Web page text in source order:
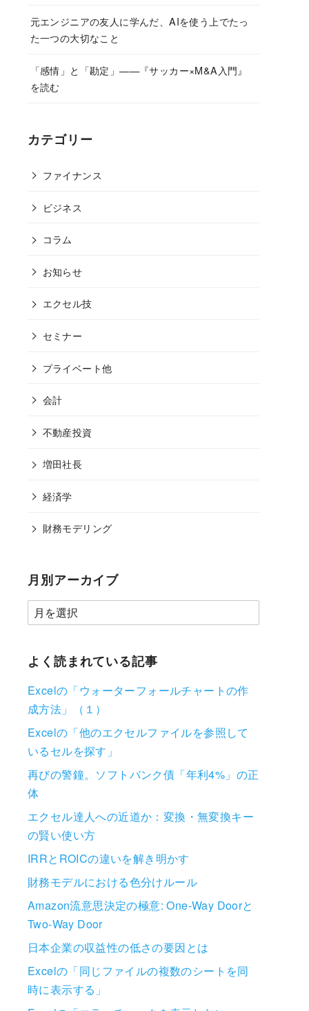
元エンジニアの友人に学んだ、AIを使う上でたっ
た一つの大切なこと
「感情」と「勘定」——『サッカー×M&A入門』
を読む
カテゴリー
ファイナンス
ビジネス
コラム
お知らせ
エクセル技
セミナー
プライベート他
会計
不動産投資
増田社長
経済学
財務モデリング
月別アーカイブ
よく読まれている記事
Excelの「ウォーターフォールチャートの作
成方法」（１）
Excelの「他のエクセルファイルを参照して
いるセルを探す」
再びの警鐘。ソフトバンク債「年利4%」の正
体
エクセル達人への近道か：変換・無変換キー
の賢い使い方
IRRとROICの違いを解き明かす
財務モデルにおける色分けルール
Amazon流意思決定の極意: One-Way Doorと
Two-Way Door
日本企業の収益性の低さの要因とは
Excelの「同じファイルの複数のシートを同
時に表示する」